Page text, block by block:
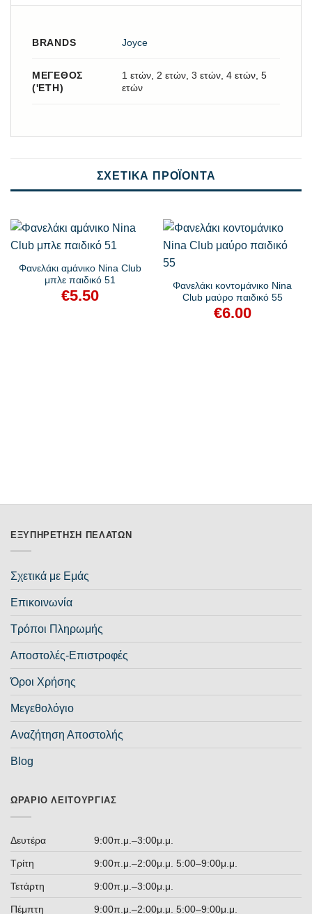
BRANDS Joyce
ΜΈΓΕΘΟΣ
('ΕΤΗ)
1 ετών, 2 ετών, 3 ετών, 4 ετών, 5
ετών
ΣΧΕΤΙΚΆ ΠΡΟΪΌΝΤΑ
Φανελάκι αμάνικο Nina Club
μπλε παιδικό 51
€5.50
Φανελάκι κοντομάνικο Nina
Club μαύρο παιδικό 55
€6.00
ΕΞΥΠΗΡΈΤΗΣΗ ΠΕΛΑΤΏΝ
Σχετικά με Εμάς
Επικοινωνία
Τρόποι Πληρωμής
Αποστολές-Επιστροφές
Όροι Χρήσης
Μεγεθολόγιο
Αναζήτηση Αποστολής
Blog
ΩΡΆΡΙΟ ΛΕΙΤΟΥΡΓΊΑΣ
Δευτέρα 9:00π.μ.–3:00μ.μ.
Τρίτη 9:00π.μ.–2:00μ.μ. 5:00–9:00μ.μ.
Τετάρτη 9:00π.μ.–3:00μ.μ.
Πέμπτη 9:00π.μ.–2:00μ.μ. 5:00–9:00μ.μ.